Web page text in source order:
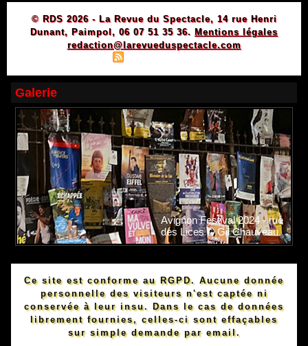
© RDS 2026 - La Revue du Spectacle, 14 rue Henri
Dunant, Paimpol, 06 07 51 35 36. Mentions légales
redaction@larevueduspectacle.com
Galerie
Avignon Festival 2024 - rue
des Lices © Gil Chauveau.
Ce site est conforme au RGPD. Aucune donnée
personnelle des visiteurs n'est captée ni
conservée à leur insu. Dans le cas de données
librement fournies, celles-ci sont effaçables
sur simple demande par email.